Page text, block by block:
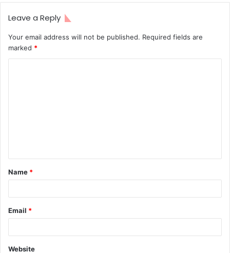
Leave a Reply
Your email address will not be published. Required fields are
marked *
Name *
Email *
Website